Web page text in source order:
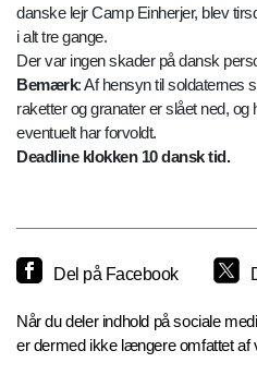
danske lejr Camp Einherjer, blev
i alt tre gange.
Der var ingen skader på dansk
Bemærk: Af hensyn til soldaternes
raketter og granater er slået ned,
eventuelt har forvoldt.
Deadline klokken 10 dansk tid.
Del på Facebook
Når du deler indhold på sociale
er dermed ikke længere omfattet af